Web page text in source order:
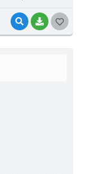
VISUALIZAR
BAIXAR